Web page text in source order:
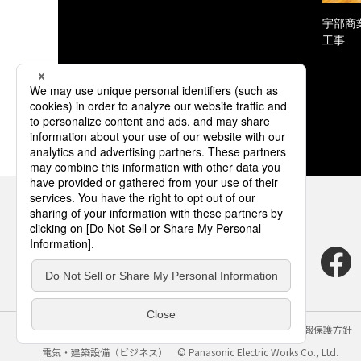
宇部商
工事
サイトのご利用にあたって クッキーポリシー
個人情報保護方針
電気・建築設備（ビジネス）
© Panasonic Electric Works Co., Ltd.